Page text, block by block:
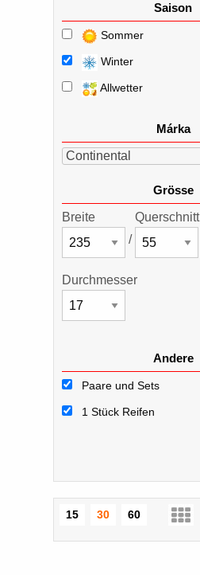
Saison
Sommer
Winter
Allwetter
Márka
Continental
Grösse
Breite
/
Querschnitt
Durchmesser
Andere
Paare und Sets
1 Stück Reifen
15 30 60